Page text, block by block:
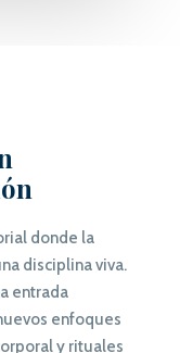
donde la
disciplina viva.
entrada
enfoques
y rituales